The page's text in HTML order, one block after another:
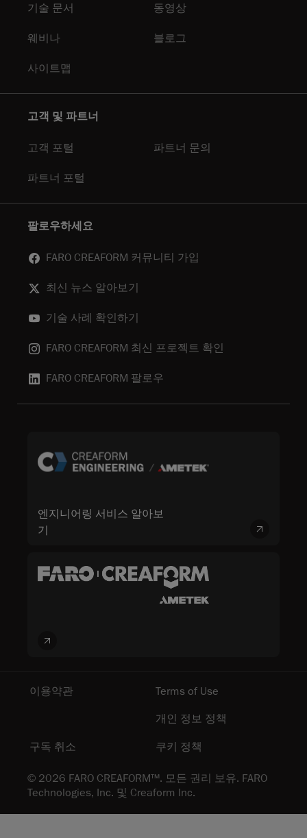
기술 문서 동영상
웨비나 블로그
사이트맵
고객 및 파트너
고객 포털 파트너 문의
파트너 포털
팔로우하세요
FARO CREAFORM 커뮤니티 가입
최신 뉴스 알아보기
기술 사례 확인하기
FARO CREAFORM 최신 프로젝트 확인
FARO CREAFORM 팔로우
엔지니어링 서비스 알아보
기
© 2026 FARO CREAFORM™. 모든 권리 보유. FARO
Technologies, Inc. 및 Creaform Inc.
이용약관
Terms of Use
개인 정보 정책
구독 취소 쿠키 정책